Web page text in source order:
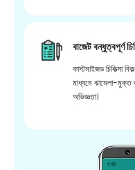
বাজেট বন্ধুত্বপূর্ণ
কাস্টমাইজড চিকিত্সা
মাধ্যমে ঝামেলা-মুক্ত
অভিজ্ঞতা।